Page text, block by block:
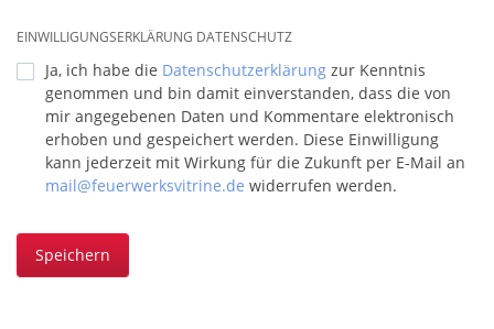
EINWILLIGUNGSERKLÄRUNG DATENSCHUTZ
Ja, ich habe die Datenschutzerklärung zur Kenntnis
genommen und bin damit einverstanden, dass die von
mir angegebenen Daten und Kommentare elektronisch
erhoben und gespeichert werden. Diese Einwilligung
kann jederzeit mit Wirkung für die Zukunft per E-Mail an
mail@feuerwerksvitrine.de widerrufen werden.
Speichern